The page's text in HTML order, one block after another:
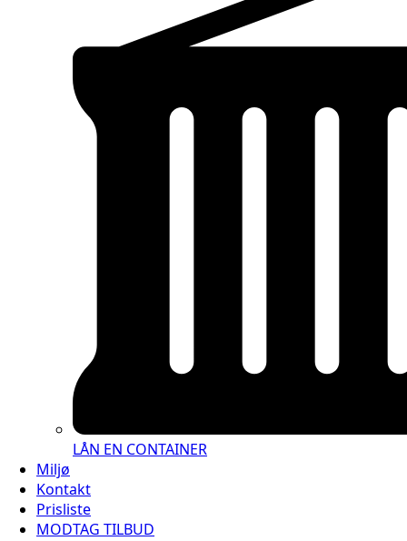
LÅN EN CONTAINER
Miljø
Kontakt
Prisliste
MODTAG TILBUD